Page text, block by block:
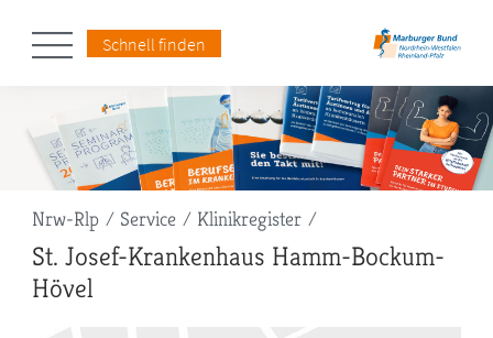
Schnell finden
Pfadnavigation
Nrw-Rlp Service Klinikregister
St. Josef-Krankenhaus Hamm-Bockum-
Hövel